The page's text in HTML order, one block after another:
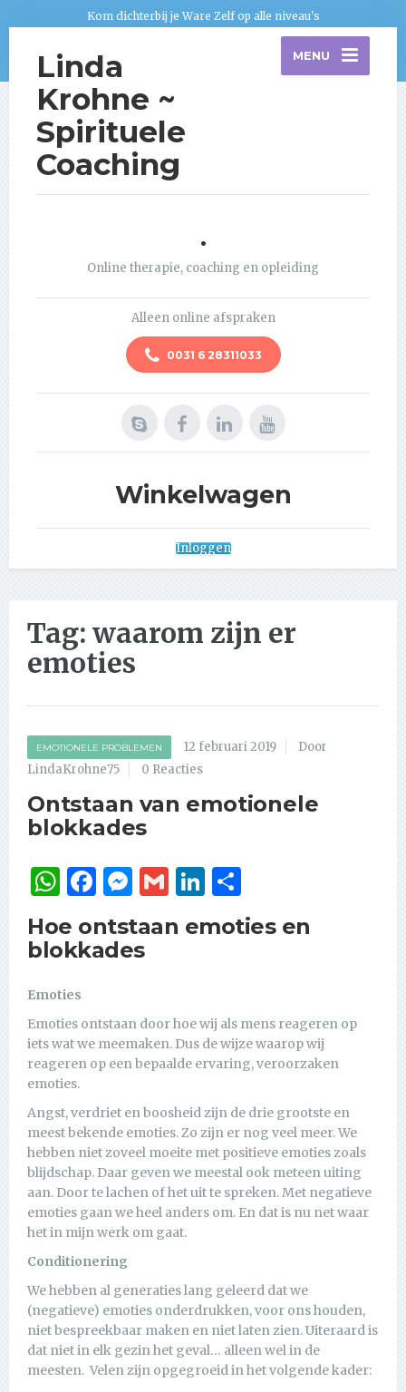
Kom dichterbij je Ware Zelf op alle niveau's
Linda
Krohne ~
Spirituele
Coaching
MENU
.
Online therapie, coaching en opleiding
Alleen online afspraken
0031 6 28311033
Winkelwagen
Inloggen
Tag: waarom zijn er
emoties
EMOTIONELE PROBLEMEN 12 februari 2019
Door
LindaKrohne75
0 Reacties
Ontstaan van emotionele
blokkades
WhatsApp
Facebook
Messenger
GmailLinkedIn
Hoe ontstaan emoties en
blokkades
Emoties
Emoties ontstaan door hoe wij als mens reageren op
iets wat we meemaken. Dus de wijze waarop wij
reageren op een bepaalde ervaring, veroorzaken
emoties.
Angst, verdriet en boosheid zijn de drie grootste en
meest bekende emoties. Zo zijn er nog veel meer. We
hebben niet zoveel moeite met positieve emoties zoals
blijdschap. Daar geven we meestal ook meteen uiting
aan. Door te lachen of het uit te spreken. Met negatieve
emoties gaan we heel anders om. En dat is nu net waar
het in mijn werk om gaat.
Conditionering
We hebben al generaties lang geleerd dat we
(negatieve) emoties onderdrukken, voor ons houden,
niet bespreekbaar maken en niet laten zien. Uiteraard is
dat niet in elk gezin het geval… alleen wel in de
meesten. Velen zijn opgegroeid in het volgende kader: